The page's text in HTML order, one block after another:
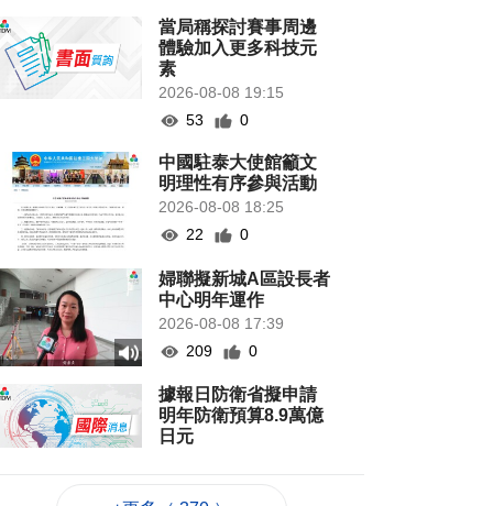
當局稱探討賽事周邊
體驗加入更多科技元
素
2026-08-08 19:15
53
0
中國駐泰大使館籲文
明理性有序參與活動
2026-08-08 18:25
22
0
婦聯擬新城A區設長者
中心明年運作
2026-08-08 17:39
209
0
據報日防衛省擬申請
明年防衛預算8.9萬億
日元